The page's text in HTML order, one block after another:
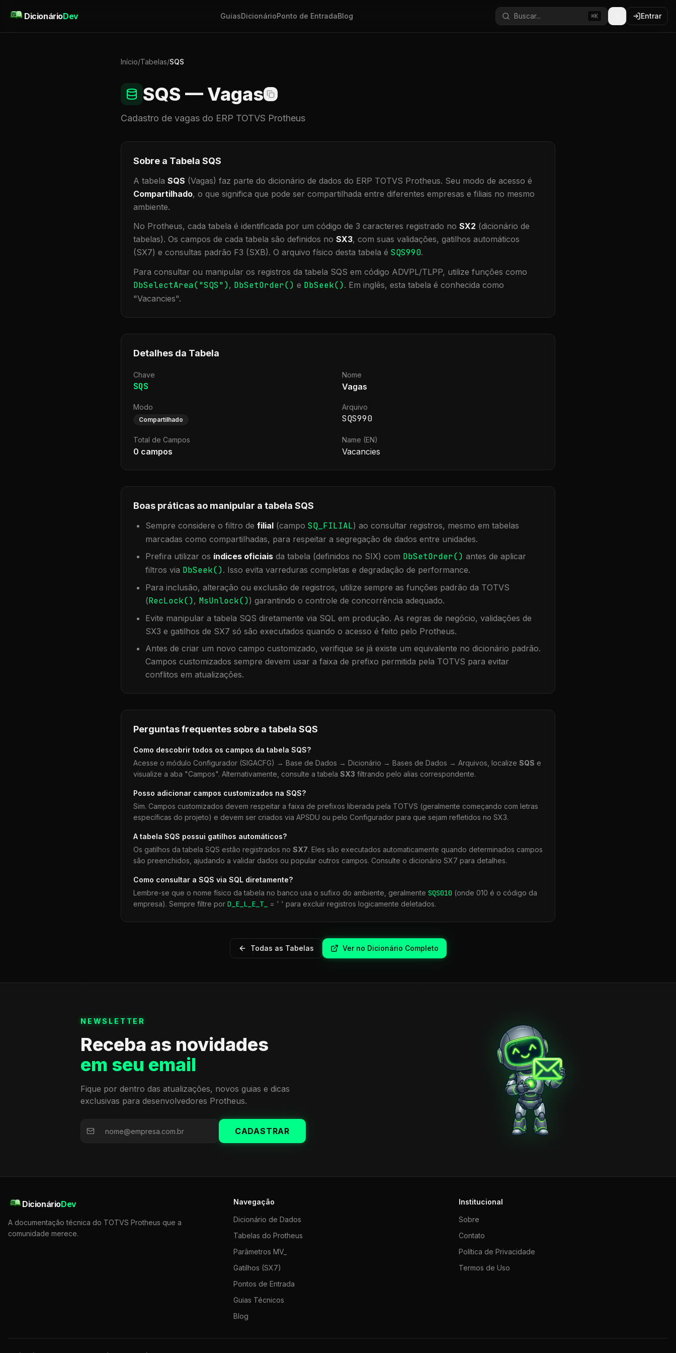
DicionárioDev GuiasDicionárioPonto de EntradaBlog Buscar... ⌘K Entrar
Início/Tabelas/SQS
SQS — Vagas
Cadastro de vagas do ERP TOTVS Protheus
Sobre a Tabela SQS
A tabela SQS (Vagas) faz parte do dicionário de dados do ERP TOTVS Protheus. Seu modo de acesso é
Compartilhado, o que significa que pode ser compartilhada entre diferentes empresas e filiais no mesmo
ambiente.
No Protheus, cada tabela é identificada por um código de 3 caracteres registrado no SX2 (dicionário de
tabelas). Os campos de cada tabela são definidos no SX3, com suas validações, gatilhos automáticos
(SX7) e consultas padrão F3 (SXB). O arquivo físico desta tabela é SQS990.
Para consultar ou manipular os registros da tabela SQS em código ADVPL/TLPP, utilize funções como
DbSelectArea("SQS"), DbSetOrder() e DbSeek(). Em inglês, esta tabela é conhecida como
"Vacancies".
Detalhes da Tabela
Chave
SQS
Nome
Vagas
Modo
Compartilhado
Arquivo
SQS990
Total de Campos
0 campos
Name (EN)
Vacancies
Boas práticas ao manipular a tabela SQS
Sempre considere o filtro de filial (campo SQ_FILIAL) ao consultar registros, mesmo em tabelas
marcadas como compartilhadas, para respeitar a segregação de dados entre unidades.
Prefira utilizar os índices oficiais da tabela (definidos no SIX) com DbSetOrder() antes de aplicar
filtros via DbSeek(). Isso evita varreduras completas e degradação de performance.
Para inclusão, alteração ou exclusão de registros, utilize sempre as funções padrão da TOTVS
(RecLock(), MsUnlock()) garantindo o controle de concorrência adequado.
Evite manipular a tabela SQS diretamente via SQL em produção. As regras de negócio, validações de
SX3 e gatilhos de SX7 só são executados quando o acesso é feito pelo Protheus.
Antes de criar um novo campo customizado, verifique se já existe um equivalente no dicionário padrão.
Campos customizados sempre devem usar a faixa de prefixo permitida pela TOTVS para evitar
conflitos em atualizações.
Perguntas frequentes sobre a tabela SQS
Como descobrir todos os campos da tabela SQS?
Acesse o módulo Configurador (SIGACFG) → Base de Dados → Dicionário → Bases de Dados → Arquivos, localize SQS e
visualize a aba "Campos". Alternativamente, consulte a tabela SX3 filtrando pelo alias correspondente.
Posso adicionar campos customizados na SQS?
Sim. Campos customizados devem respeitar a faixa de prefixos liberada pela TOTVS (geralmente começando com letras
específicas do projeto) e devem ser criados via APSDU ou pelo Configurador para que sejam refletidos no SX3.
A tabela SQS possui gatilhos automáticos?
Os gatilhos da tabela SQS estão registrados no SX7. Eles são executados automaticamente quando determinados campos
são preenchidos, ajudando a validar dados ou popular outros campos. Consulte o dicionário SX7 para detalhes.
Como consultar a SQS via SQL diretamente?
Lembre-se que o nome físico da tabela no banco usa o sufixo do ambiente, geralmente SQS010 (onde 010 é o código da
empresa). Sempre filtre por D_E_L_E_T_ = ' ' para excluir registros logicamente deletados.
Todas as Tabelas Ver no Dicionário Completo
NEWSLETTER
Receba as novidades
em seu email
Fique por dentro das atualizações, novos guias e dicas
exclusivas para desenvolvedores Protheus.
CADASTRAR
DicionárioDev
A documentação técnica do TOTVS Protheus que a
comunidade merece.
Navegação
Dicionário de Dados
Tabelas do Protheus
Parâmetros MV_
Gatilhos (SX7)
Pontos de Entrada
Guias Técnicos
Blog
Institucional
Sobre
Contato
Política de Privacidade
Termos de Uso